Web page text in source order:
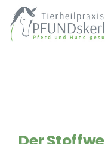
Zum
Inhalt
springen